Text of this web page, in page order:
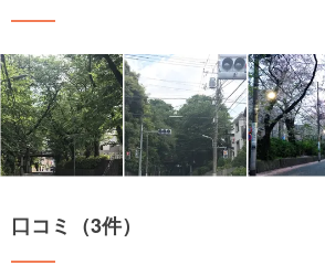
口コミ（3件）